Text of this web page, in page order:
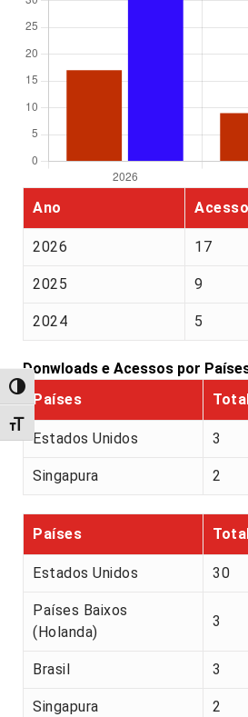
Alternar alto contraste
Alternar tamanho da fonte
Ano
2026 17
2025 9
2024 5
Donwloads e Acessos por
Países
Estados Unidos 3
Singapura 2
Países
Estados Unidos 30
Países Baixos
(Holanda)
3
Brasil 3
Singapura 2